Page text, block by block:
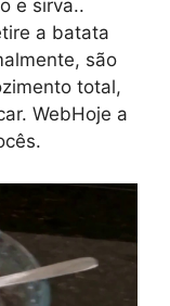
e sirva..
a batata
são
total,
WebHoje a